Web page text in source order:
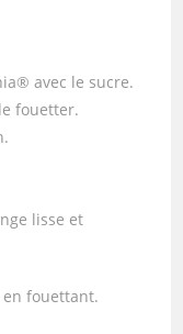
avec le sucre.
fouetter.
lisse et
fouettant.